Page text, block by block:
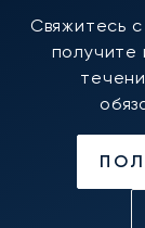
Свяжитесь
получите